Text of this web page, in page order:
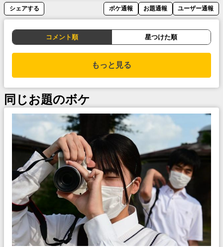
シェアする ボケ通報 お題通報 ユーザー通報
コメント順 星つけた順
もっと見る
同じお題のボケ